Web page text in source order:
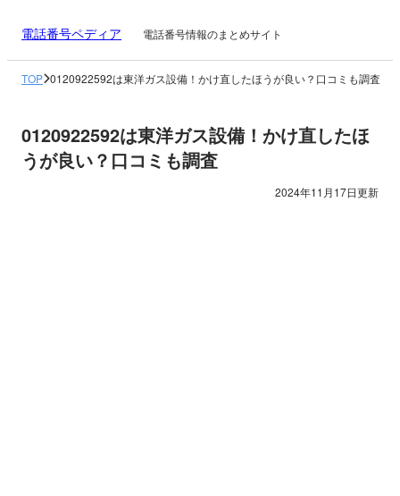
電話番号ペディア 電話番号情報のまとめサイト
TOP 0120922592は東洋ガス設備！かけ直したほうが良い？口コミも調査
0120922592は東洋ガス設備！かけ直したほ
うが良い？口コミも調査
2024年11月17日更新